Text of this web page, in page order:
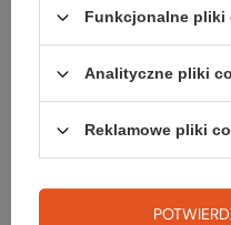
czy
TWOJA
Funkcjonalne pliki
Analityczne pliki
Reklamowe pliki